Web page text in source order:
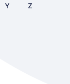
Y Z